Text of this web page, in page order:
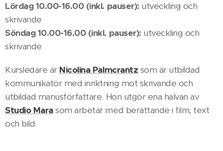
Lördag 10.00-16.00 (inkl. pauser): utveckling och
skrivande
Söndag 10.00-16.00 (inkl. pauser): utveckling och
skrivande
Kursledare är Nicolina Palmcrantz som är utbildad
kommunikatör med inriktning mot skrivande och
utbildad manusförfattare. Hon utgör ena halvan av
Studio Marasom arbetar med berättande i film, text
och bild.